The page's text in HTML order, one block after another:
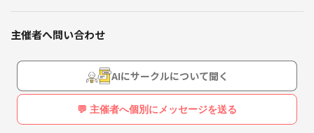
主催者へ問い合わせ
AIにサークルについて聞く
💬 主催者へ個別にメッセージを送る